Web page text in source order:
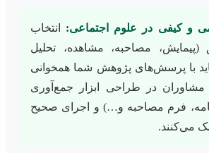
و کیفی در علوم اجتماعی: انتخاب
مصاحبه، مشاهده، تحلیل
با پرسش‌های پژوهش شما همخوانی
مشاوران در طراحی ابزار جمع‌آوری
فرم مصاحبه و…) و اجرای صحیح
می‌کنند.